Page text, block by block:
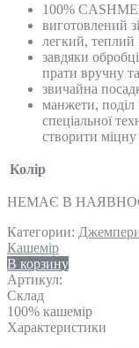
100%
виготовлений
легкий, теплий
завдяки
прати вручну
звичайна
манжети, поділ
спеціальної
створити
Колір
НЕМАЄ В
Категории:
Кашемір
В корзину
Артикул:
Склад
100% кашемір
Характеристики